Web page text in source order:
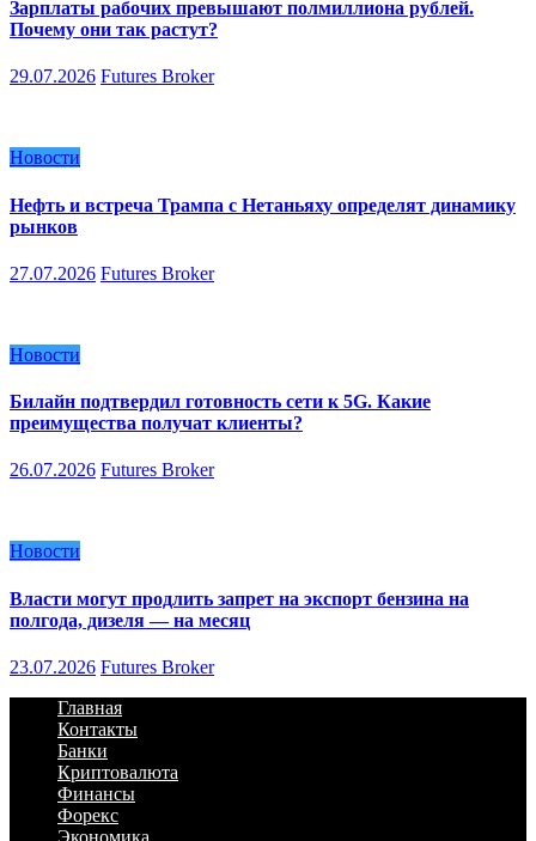
Зарплаты рабочих превышают полмиллиона рублей.
Почему они так растут?
29.07.2026 Futures Broker
Новости
Нефть и встреча Трампа с Нетаньяху определят динамику
рынков
27.07.2026 Futures Broker
Новости
Билайн подтвердил готовность сети к 5G. Какие
преимущества получат клиенты?
26.07.2026 Futures Broker
Новости
Власти могут продлить запрет на экспорт бензина на
полгода, дизеля — на месяц
23.07.2026 Futures Broker
Главная
Контакты
Банки
Криптовалюта
Финансы
Форекс
Экономика